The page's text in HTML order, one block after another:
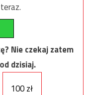
Nie czekaj zatem
dzisiaj.
100 zł